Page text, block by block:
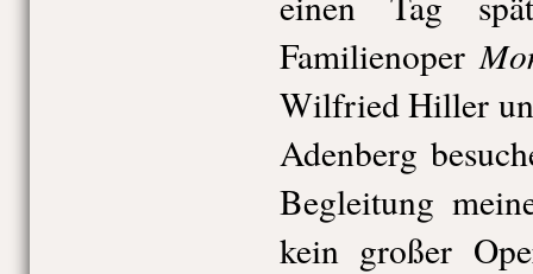
Familienoper
Wilfried Hiller
Adenberg
Begleitung
kein großer